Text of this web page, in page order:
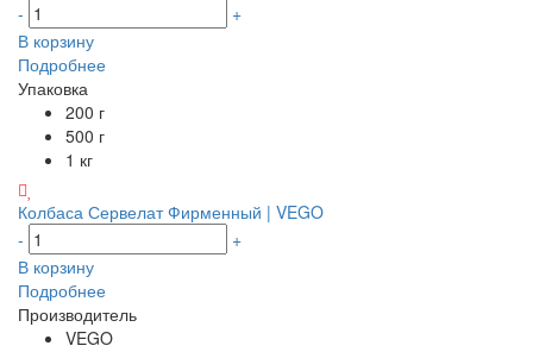
-
+
В корзину
Подробнее
Упаковка
200 г
500 г
1 кг
Колбаса Сервелат Фирменный | VEGO
-
+
В корзину
Подробнее
Производитель
VEGO